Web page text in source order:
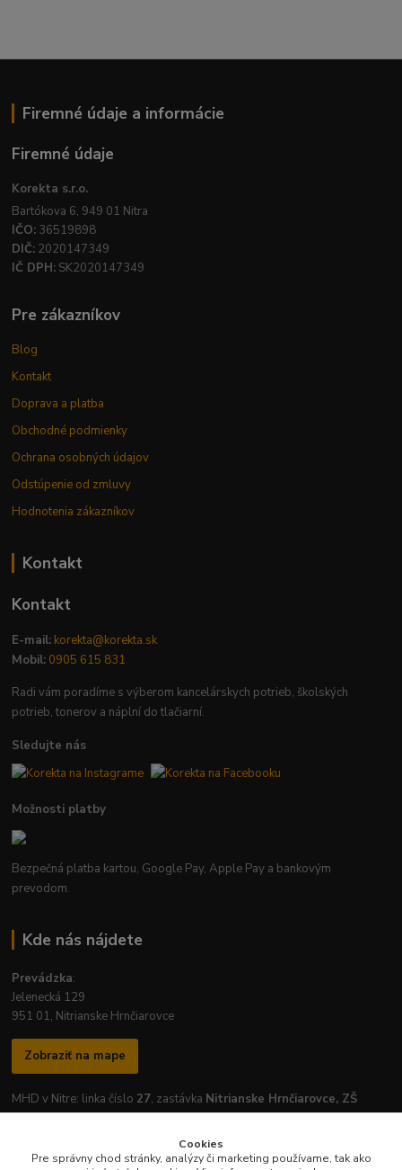
Firemné údaje a informácie
Firemné údaje
Korekta s.r.o.
Bartókova 6, 949 01 Nitra
IČO: 36519898
DIČ: 2020147349
IČ DPH: SK2020147349
Pre zákazníkov
Blog
Kontakt
Doprava a platba
Obchodné podmienky
Ochrana osobných údajov
Odstúpenie od zmluvy
Hodnotenia zákazníkov
Kontakt
Kontakt
E-mail: korekta@korekta.sk
Mobil: 0905 615 831
Radi vám poradíme s výberom kancelárskych potrieb, školských
potrieb, tonerov a náplní do tlačiarní.
Sledujte nás
Možnosti platby
Bezpečná platba kartou, Google Pay, Apple Pay a bankovým
prevodom.
Kde nás nájdete
Prevádzka:
Jelenecká 129
951 01, Nitrianske Hrnčiarovce
Zobraziť na mape
MHD v Nitre: linka číslo 27, zastávka Nitrianske Hrnčiarovce, ZŠ
Cookies
Pre správny chod stránky, analýzy či marketing používame, tak ako